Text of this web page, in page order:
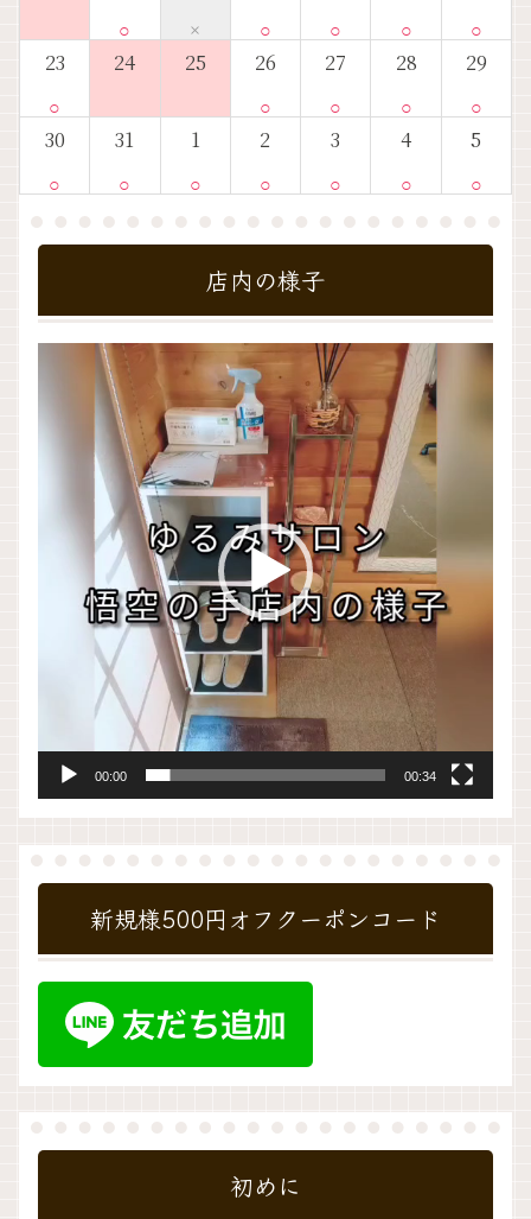
○ × ○ ○ ○ ○
23
○
24 25 26
○
27
○
28
○
29
○
30
○
31
○
1
○
2
○
3
○
4
○
5
○
店内の様子
00:00 00:34
新規様500円オフクーポンコード
初めに